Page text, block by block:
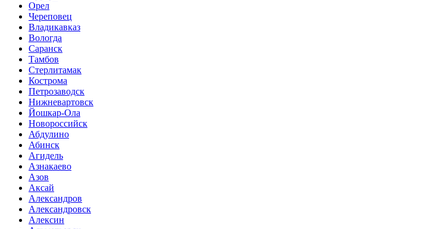
Орел
Череповец
Владикавказ
Вологда
Саранск
Тамбов
Стерлитамак
Кострома
Петрозаводск
Нижневартовск
Йошкар-Ола
Новороссийск
Абдулино
Абинск
Агидель
Азнакаево
Азов
Аксай
Александров
Александровск
Алексин